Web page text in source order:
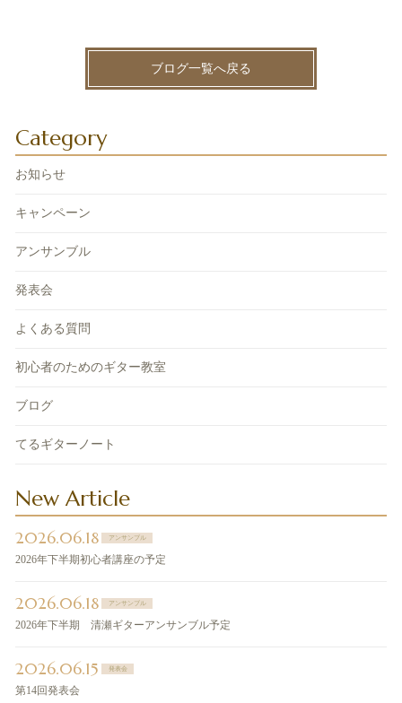
ブログ一覧へ戻る
Category
お知らせ
キャンペーン
アンサンブル
発表会
よくある質問
初心者のためのギター教室
ブログ
てるギターノート
New Article
2026.06.18 アンサンブル
2026年下半期初心者講座の予定
2026.06.18 アンサンブル
2026年下半期 清瀬ギターアンサンブル予定
2026.06.15 発表会
第14回発表会